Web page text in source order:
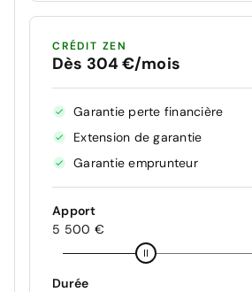
CRÉDIT ZEN
Dès 304 €/mois
Garantie perte financière
Extension de garantie
Garantie emprunteur
Apport
5 500 €
Durée